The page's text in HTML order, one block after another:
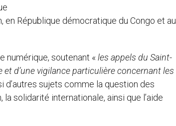
en République démocratique du Congo et au
numérique, soutenant « les appels du Saint-
d’une vigilance particulière concernant les
d’autres sujets comme la question des
solidarité internationale, ainsi que l’aide